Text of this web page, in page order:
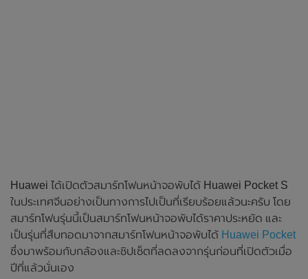
Huawei ได้เปิดตัวสมาร์ทโฟนหน้าจอพับได้ Huawei Pocket S
ในประเทศจีนอย่างเป็นทางการไปเป็นที่เรียบร้อยแล้วนะครับ โดย
สมาร์ทโฟนรุ่นนี้เป็นสมาร์ทโฟนหน้าจอพับได้ราคาประหยัด และ
เป็นรุ่นที่สืบทอดมาจากสมาร์ทโฟนหน้าจอพับได้ Huawei Pocket
ซึ่งมาพร้อมกับกล้องและชิปเซ็ตที่ลดลงจากรุ่นก่อนที่เปิดตัวเมื่อ
ปีที่แล้วนั่นเอง